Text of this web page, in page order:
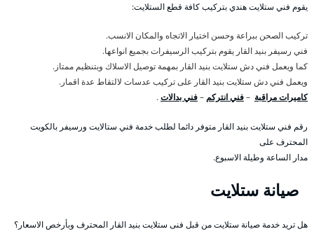
يقوم فني ستلايت هندي بتركيب كافة قطع الستلايت:
تركيب الصحن ببراعة وحسن اختيار الاتجاه والمكان الانسب.
فني رسيفر بنيد القار يقوم بتركيب الرسيفرات بجميع انواعها.
كما ويعمل فني دش ستلايت بنيد القار بمهمة توصيل الاسلاك وبتنظيم ممتاز.
ويعمل فني دش ستلايت بنيد القار على تركيب عدسات لالتقاط عدة اقمار.
كاميرات مراقبة –فني انتركم –فني بدالات.
رقم فني ستلايت بنيد القار متوفر دائما لطلب خدمة فني ستالايت ورسيفر بالكويت
المحترف على
مدار الساعة وطيلة الاسبوع.
صيانة ستلايت
هل تريد خدمة صيانة ستلايت من قبل فنى ستلايت بنيد القار المحترف وبأرخص الاسعار؟